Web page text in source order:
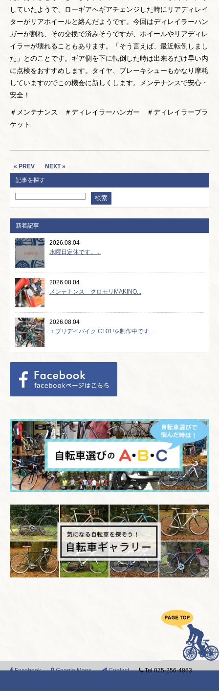
していたようで、ローギアへギアチェンジした時にリアディレイ
ターがリアホイールと絡んだようです。今回はディレイラーハン
ガーが割れ、その交換で済みそうですが、ホイールやリアディレ
イラーが壊れることもあります。「そう言えば、最近転倒しまし
た」とのことです。ギア側を下に転倒した時は出来るだけ早い内
に点検をおすすめします。タイヤ、ブレーキシューもかなり摩耗
していますのでこの機会に新しくします。メンテナンスで安心・
安全！
＃メンテナンス ＃ディレイラーハンガー ＃ディレイラーブラ
ケット
« PREV
NEXT »
記事を探す
新着記事
2026.08.04
水曜日定休です。...
2026.08.04
メンテナンス クロモリMAKINO...
2026.08.04
エブリデイバイク C101!を制作中です...
Facebook Google Maps Contact Tel 075-256-4863